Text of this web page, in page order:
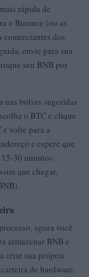
rápida de
o Binance (ou as
comerciantes dos
envie para sua
seu BNB por
nas bolsas sugeridas
o BTC e clique
volte para a
e espere que
30 minutos
que chegar,
agora você
armazenar BNB e
criar sua própria
de hardware,